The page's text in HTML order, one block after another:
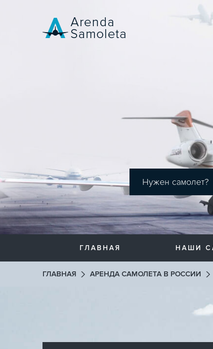
Нужен самолет?
ГЛАВНАЯ НАШИ
ГЛАВНАЯ АРЕНДА САМОЛЕТА В РОССИИ